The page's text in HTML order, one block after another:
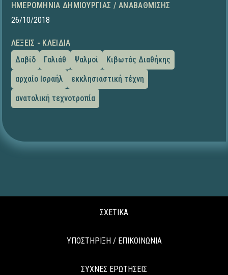
ΗΜΕΡΟΜΗΝΊΑ ΔΗΜΙΟΥΡΓΊΑΣ / ΑΝΑΒΆΘΜΙΣΗΣ
26/10/2018
ΛΈΞΕΙΣ - ΚΛΕΙΔΙΆ
Δαβίδ
Γολιάθ Ψαλμοί
Κιβωτός Διαθήκης
αρχαίο Ισραήλ
εκκλησιαστική τέχνη
ανατολική τεχνοτροπία
ΣΧΕΤΙΚΑ
ΥΠΟΣΤΗΡΙΞΗ / ΕΠΙΚΟΙΝΩΝΙΑ
ΣΥΧΝΕΣ ΕΡΩΤΗΣΕΙΣ